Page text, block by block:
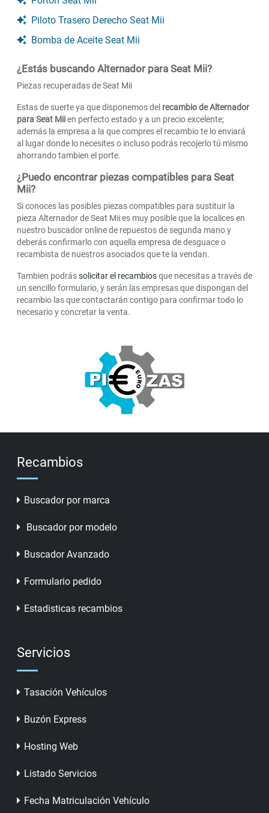
Piloto Trasero Derecho Seat Mii
Bomba de Aceite Seat Mii
¿Estás buscando Alternador para Seat Mii?
Piezas recuperadas de Seat Mii
Estas de suerte ya que disponemos del recambio de Alternador
para Seat Miien perfecto estado y a un precio excelente;
además la empresa a la que compres el recambio te lo enviará
al lugar donde lo necesites o incluso podrás recojerlo tú mismo
ahorrando tambien el porte.
¿Puedo encontrar piezas compatibles para Seat
Mii?
Si conoces las posibles piezas compatibles para sustituir la
pieza Alternador de Seat Mii es muy posible que la localices en
nuestro buscador online de repuestos de segunda mano y
deberás confirmarlo con aquella empresa de desguace o
recambista de nuestros asociados que te la vendan.
Tambien podrássolicitar el recambiosque necesitas a través de
un sencillo formulario, y serán las empresas que dispongan del
recambio las que contactarán contigo para confirmar todo lo
necesario y concretar la venta.
Recambios
Buscador por marca
Buscador por modelo
Buscador Avanzado
Formulario pedido
Estadisticas recambios
Servicios
Tasación Vehículos
Buzón Express
Hosting Web
Listado Servicios
Fecha Matriculación Vehículo